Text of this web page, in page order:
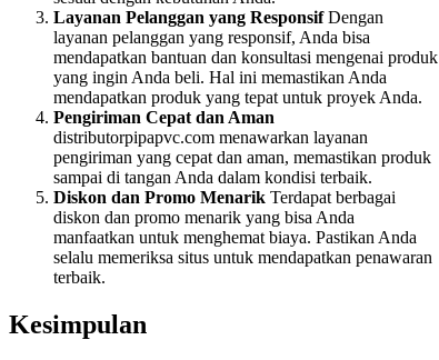
Layanan Pelanggan yang ResponsifDengan
layanan pelanggan yang responsif, Anda bisa
mendapatkan bantuan dan konsultasi mengenai produk
yang ingin Anda beli. Hal ini memastikan Anda
mendapatkan produk yang tepat untuk proyek Anda.
Pengiriman Cepat dan Aman
distributorpipapvc.com menawarkan layanan
pengiriman yang cepat dan aman, memastikan produk
sampai di tangan Anda dalam kondisi terbaik.
Diskon dan Promo Menarik Terdapat berbagai
diskon dan promo menarik yang bisa Anda
manfaatkan untuk menghemat biaya. Pastikan Anda
selalu memeriksa situs untuk mendapatkan penawaran
terbaik.
Kesimpulan